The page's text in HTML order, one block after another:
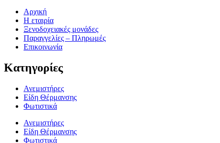
Αρχική
Η εταιρία
Ξενοδοχειακές μονάδες
Παραγγελίες – Πληρωμές
Επικοινωνία
Κατηγορίες
Ανεμιστήρες
Είδη Θέρμανσης
Φωτιστικά
Ανεμιστήρες
Είδη Θέρμανσης
Φωτιστικά